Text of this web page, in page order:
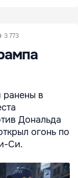
3 773
ранены в
Дональда
огонь по
Си.